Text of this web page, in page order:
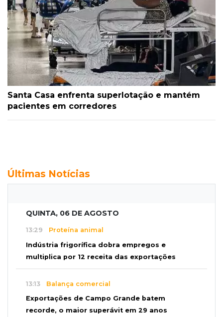
Santa Casa enfrenta superlotação e mantém
pacientes em corredores
Últimas Notícias
QUINTA, 06 DE AGOSTO
13:29 Proteína animal
Indústria frigorífica dobra empregos e
multiplica por 12 receita das exportações
13:13 Balança comercial
Exportações de Campo Grande batem
recorde, o maior superávit em 29 anos